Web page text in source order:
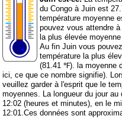
du Congo à Juin est
température moyenne
pouvez vous attendre
la plus élevée
Au fin Juin vous
température la plus
(81.41 ℉). la moyenne
ici, ce que ce nombre signifie).
veuillez garder à l'esprit que le
moyennes. La longueur du jour
12:02 (heures et minutes), en le
12:01.Ces données sont